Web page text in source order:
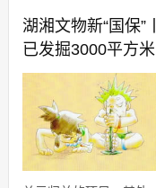
湖湘文物新“国保
已发掘3000平方米